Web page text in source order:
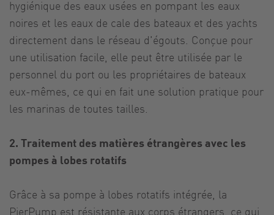
hygiénique des eaux usées en pompant les eaux
noires et les eaux de cale des bateaux et des yachts
directement dans le réseau d'égouts. Conçue pour
une utilisation facile, elle peut être utilisée par le
personnel du port ou les propriétaires de bateaux
eux-mêmes, ce qui en fait une solution pratique pour
les marinas de toutes tailles.
2. Traitement des matières étrangères avec les
pompes à lobes rotatifs
Grâce à sa pompe à lobes rotatifs intégrée, la
PierPump est résistante aux corps étrangers, ce qui